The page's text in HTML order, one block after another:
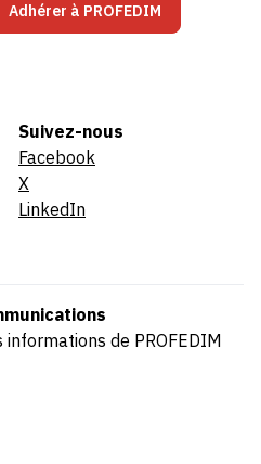
Adhérer à PROFEDIM
Suivez-nous
Facebook
X
LinkedIn
de PROFEDIM